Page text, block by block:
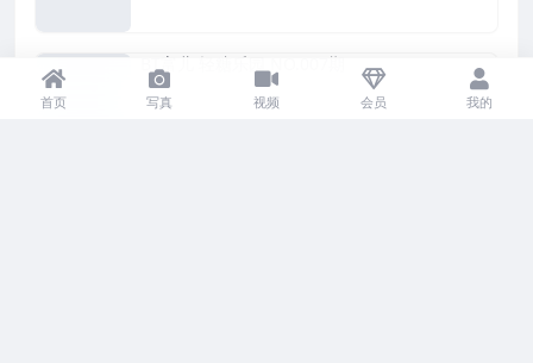
BT富儿 轻糖乐园 NO.007期
首页 写真 视频 会员 我的